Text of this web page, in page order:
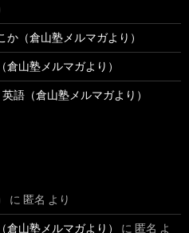
（倉山塾メルマガより）
山塾メルマガより）
語（倉山塾メルマガより）
に 匿名 より
山塾メルマガより） に 匿名 よ